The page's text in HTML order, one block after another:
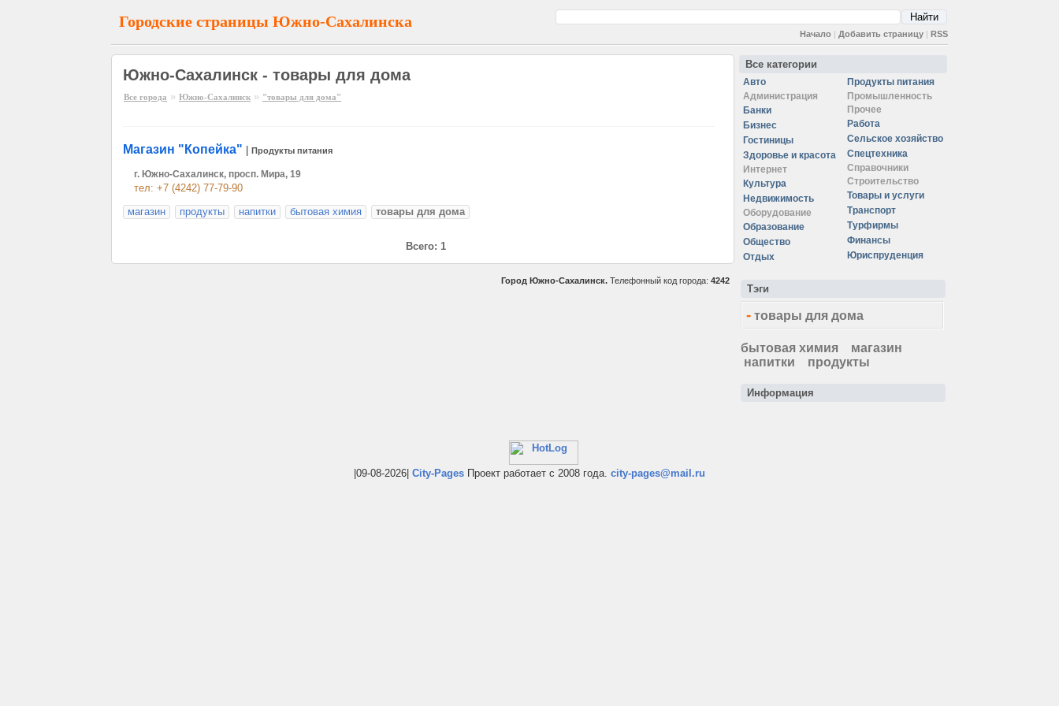
Городские страницы Южно-Сахалинска
Начало | Добавить страницу | RSS
Южно-Сахалинск - товары для дома
Все города » Южно-Сахалинск » "товары для дома"
Магазин "Копейка" Продукты питания
г. Южно-Сахалинск, просп. Мира, 19
тел: +7 (4242) 77-79-90
магазин
продукты напитки бытовая химия товары для дома
Всего: 1
Город Южно-Сахалинск. Телефонный код города: 4242
Все категории
Авто
Администрация
Банки
Бизнес
Гостиницы
Здоровье и красота
Интернет
Культура
Недвижимость
Оборудование
Образование
Общество
Отдых
Продукты питания
Промышленность
Прочее
Работа
Сельское хозяйство
Спецтехника
Справочники
Строительство
Товары и услуги
Транспорт
Турфирмы
Финансы
Юриспруденция
Тэги
- товары для дома
бытовая химия
магазин
напитки
продукты
Информация
|09-08-2026| City-Pages Проект работает с 2008 года. city-pages@mail.ru